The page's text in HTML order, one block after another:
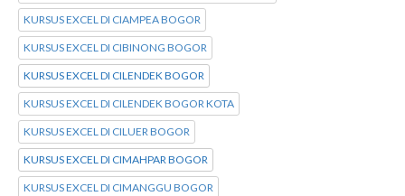
KURSUS EXCEL DI CIAMPEA BOGOR
KURSUS EXCEL DI CIBINONG BOGOR
KURSUS EXCEL DI CILENDEK BOGOR
KURSUS EXCEL DI CILENDEK BOGOR KOTA
KURSUS EXCEL DI CILUER BOGOR
KURSUS EXCEL DI CIMAHPAR BOGOR
KURSUS EXCEL DI CIMANGGU BOGOR